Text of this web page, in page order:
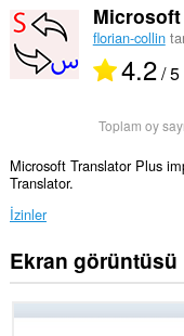
florian-collin
4.2/ 5
Toplam oy
Microsoft Translator Plus
Translator.
İzinler
Bu
eklenti,
Web
Ekran görüntüsü